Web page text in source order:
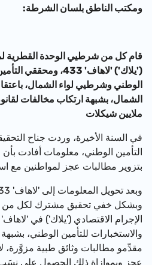
مكتب الناطق بلسانالشرطة:
قام كل من شرطيي الوحدة القطرية
('يلاك') 'لاهاف' 433،
الشمال، بشبهة ارتكاب مخالفات
ملايين شيكلات
في السنة الأخيرة، وردت جناح
التأمين الوطني، معلومات أفادت
بتزوير مطالبات عجز لمواطنين مع
وبعد تحويل المعلومات إلى
وبشكل خفي تحقيق مشترك لكل من
والاستخبارات للتأمين الوطني،
مقدِّمو مطالبات وثائق طبية مزوَّرة،
عجز وبموازاة ذلك الحصول على نِسَب